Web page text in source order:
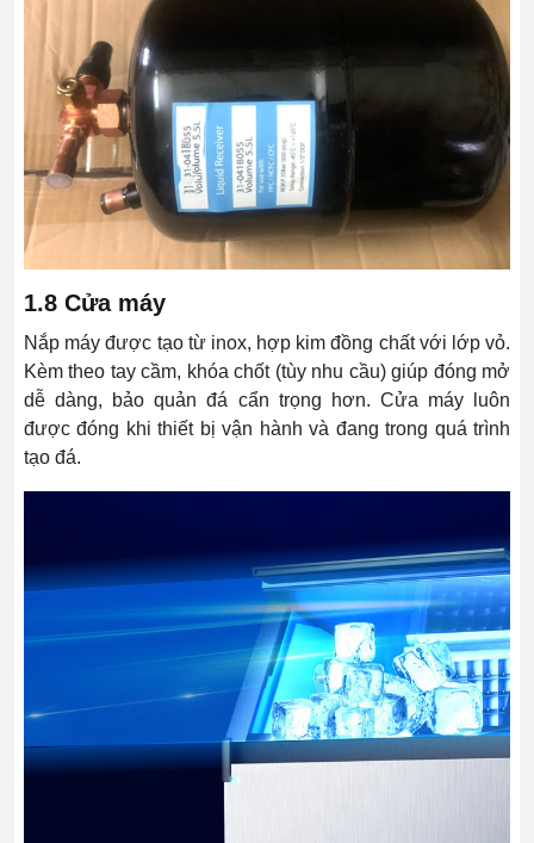
1.8 Cửa máy
Nắp máy được tạo từ inox, hợp kim đồng chất với lớp vỏ.
Kèm theo tay cầm, khóa chốt (tùy nhu cầu) giúp đóng mở
dễ dàng, bảo quản đá cẩn trọng hơn. Cửa máy luôn
được đóng khi thiết bị vận hành và đang trong quá trình
tạo đá.